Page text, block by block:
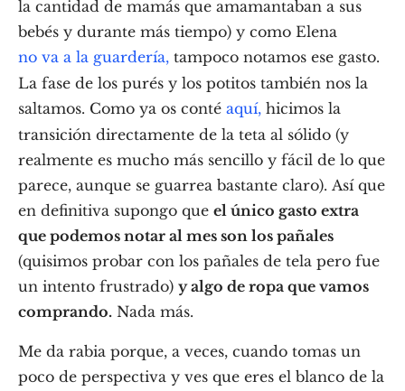
la cantidad de mamás que amamantaban a sus
bebés y durante más tiempo) y como Elena
no va a la guardería, tampoco notamos ese gasto.
La fase de los purés y los potitos también nos la
saltamos. Como ya os conté aquí, hicimos la
transición directamente de la teta al sólido (y
realmente es mucho más sencillo y fácil de lo que
parece, aunque se guarrea bastante claro). Así que
en definitiva supongo que el único gasto extra
que podemos notar al mes son los pañales
(quisimos probar con los pañales de tela pero fue
un intento frustrado) y algo de ropa que vamos
comprando. Nada más.
Me da rabia porque, a veces, cuando tomas un
poco de perspectiva y ves que eres el blanco de la